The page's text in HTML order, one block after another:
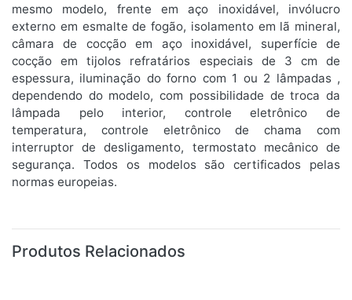
mesmo modelo, frente em aço inoxidável, invólucro
externo em esmalte de fogão, isolamento em lã mineral,
câmara de cocção em aço inoxidável, superfície de
cocção em tijolos refratários especiais de 3 cm de
espessura, iluminação do forno com 1 ou 2 lâmpadas ,
dependendo do modelo, com possibilidade de troca da
lâmpada pelo interior, controle eletrônico de
temperatura, controle eletrônico de chama com
interruptor de desligamento, termostato mecânico de
segurança. Todos os modelos são certificados pelas
normas europeias.
Produtos Relacionados